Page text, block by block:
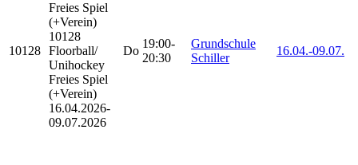
10128
Freies Spiel
(+Verein)
10128
Floorball/
Unihockey
Freies Spiel
(+Verein)
16.04.2026-
09.07.2026
Do
19:00-
20:30
Grundschule
Schiller
16.04.-09.07.